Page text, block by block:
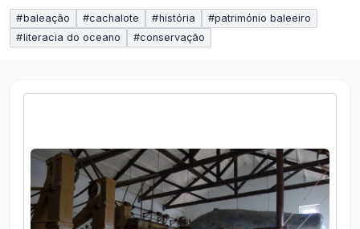
#baleação #cachalote #história #património baleeiro
#literacia do oceano #conservação